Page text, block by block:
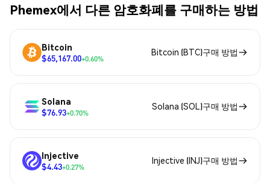
Phemex에서 다른 암호화폐를 구매하는 방법
Bitcoin
$65,167.00+0.60%
Bitcoin (BTC)구매 방법
Solana
$76.93+0.70%
Solana (SOL)구매 방법
Injective
$4.43+0.27%
Injective (INJ)구매 방법